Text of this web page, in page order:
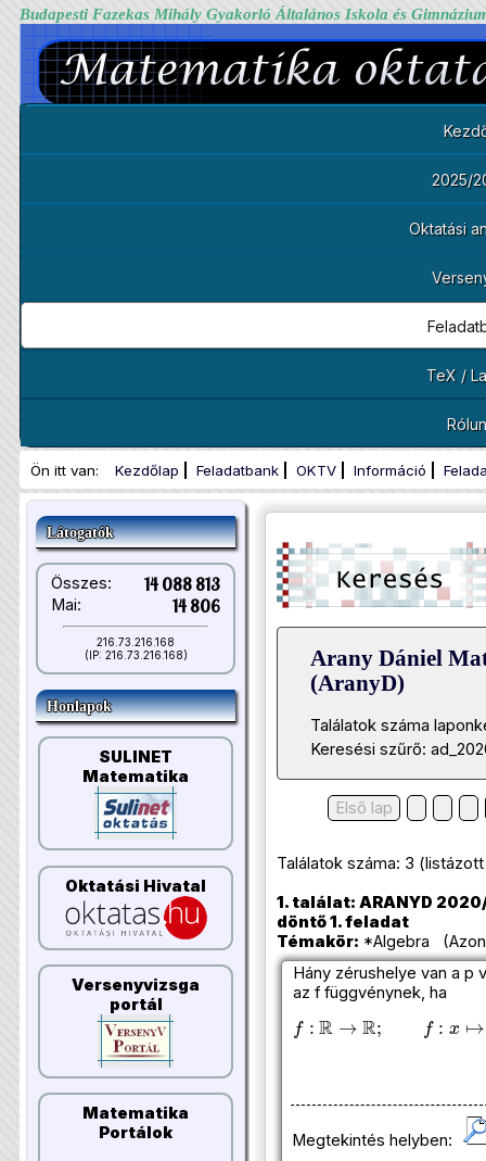
Budapesti Fazekas Mihály Gyakorló Általános Iskola és
2025/
Oktatási
TeX /
Ön itt van: Kezdőlap Feladatbank OKTV Információ
Látogatók
Összes: 14 088 813
Mai: 14 806
216.73.216.168
(IP: 216.73.216.168)
Honlapok
SULINET
Matematika
Oktatási Hivatal
Versenyvizsga
portál
Matematika
Portálok
Arany Dániel
(AranyD)
Találatok száma
Keresési szűrő:
Első lap
Találatok száma: 3
1. találat: ARANYD
döntő 1. feladat
Témakör: *Algebra
Hány zérushelye van a p
az f függvénynek, ha
f: → f:x +
Megtekintés helyben: